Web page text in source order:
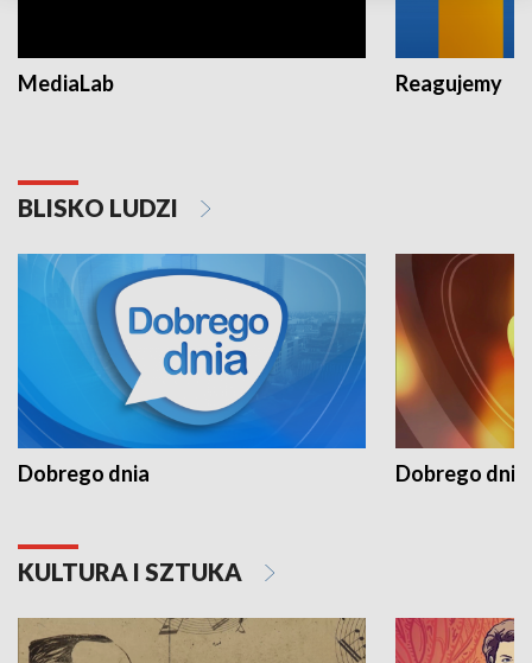
MediaLab Reagujemy
BLISKO LUDZI
Dobrego dnia Dobrego dnia
KULTURA I SZTUKA